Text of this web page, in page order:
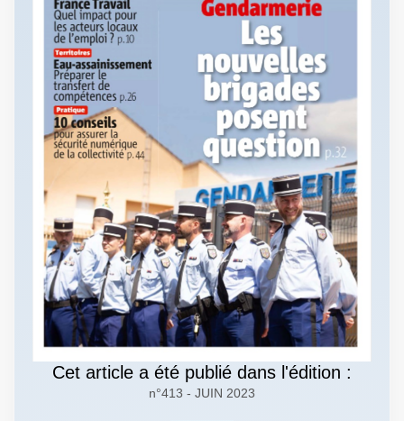
Cet article a été publié dans l'édition :
n°413 - JUIN 2023